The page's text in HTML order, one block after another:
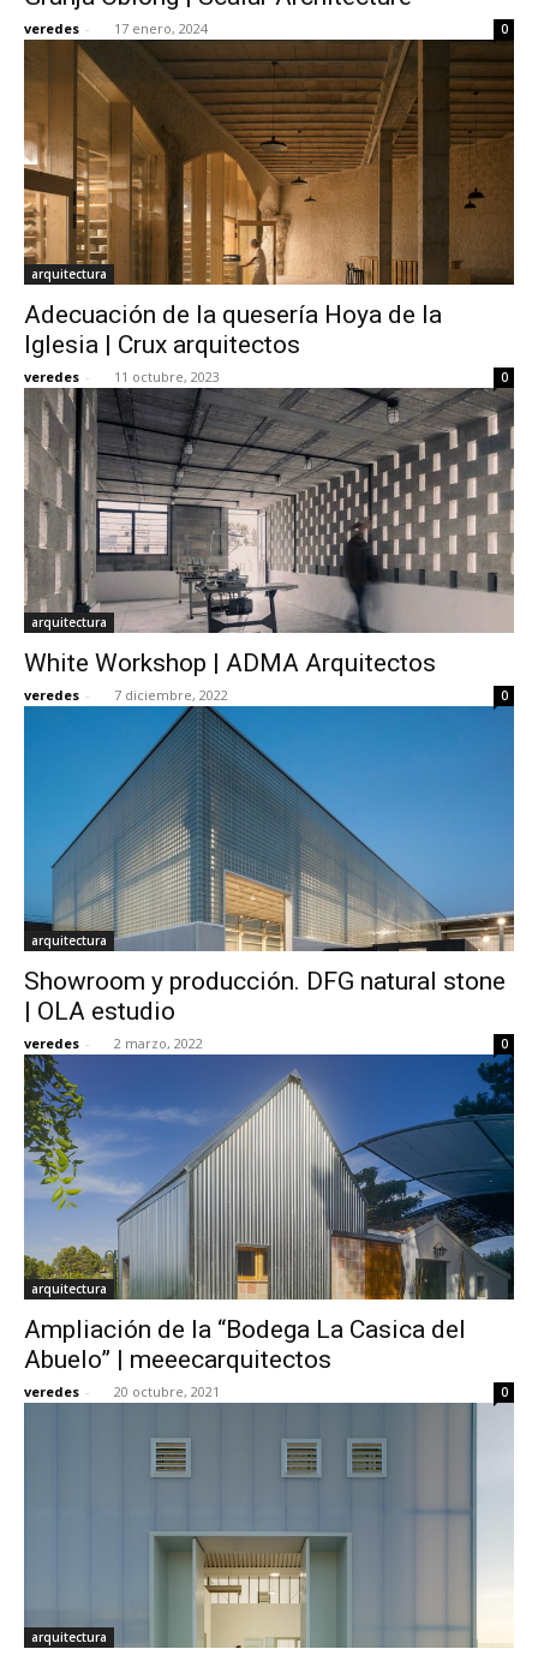
veredes - 17 enero, 2024 0
arquitectura
Adecuación de la quesería Hoya de la
Iglesia | Crux arquitectos
veredes - 11 octubre, 2023 0
arquitectura
White Workshop | ADMA Arquitectos
veredes - 7 diciembre, 2022 0
arquitectura
Showroom y producción. DFG natural stone
| OLA estudio
veredes - 2 marzo, 2022 0
arquitectura
Ampliación de la “Bodega La Casica del
Abuelo” | meeecarquitectos
veredes - 20 octubre, 2021 0
arquitectura